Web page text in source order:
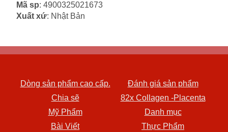
Mã sp: 4900325021673
Xuất xứ: Nhật Bản
Dòng sản phẩm cao cấp.
Đánh giá sản phẩm
Chia sẽ
82x Collagen -Placenta
Mỹ Phẩm
Danh mục
Bài Viết
Thực Phẩm